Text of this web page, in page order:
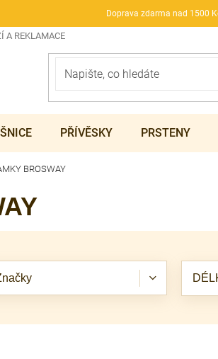
Doprava zdarma nad 1500
A REKLAMACE
PŘÍVĚSKY PRSTENY
BROSWAY